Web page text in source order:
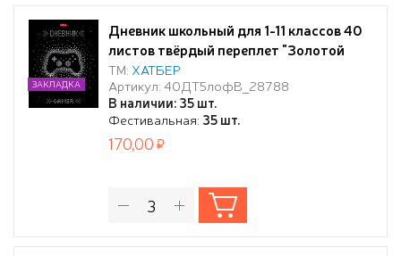
Дневник школьный для 1-11 классов 40
листов твёрдый переплет "Золотой
джойстик" мат.ламин. 3D фольга
ТМ: ХАТБЕР
Артикул: 40ДТ5лофВ_28788
В наличии: 35 шт.
Фестивальная: 35 шт.
ЗАКЛАДКА
170,00